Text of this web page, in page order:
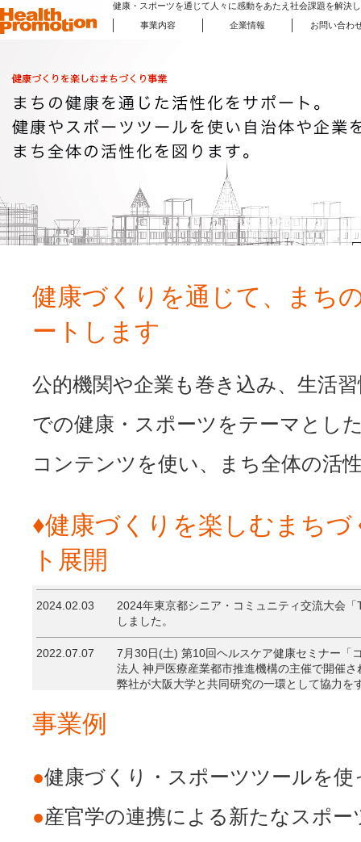
健康・スポーツを通じて人々に感動をあたえ社会課題を解決
事業内容
健康増進事業
健康増進機器 レンタル事業
ヘルスケア研究サポート事業
健康・スポーツフェア事業
健康増進機器 販売事業
健康を楽しむまちづくり事業
企業情報
企業情報
お問い合わ
健康づくりを通じて、まち
ートします
公的機関や企業も巻き込み、生活
での健康・スポーツをテーマとし
コンテンツを使い、まち全体の活
♦健康づくりを楽しむまち
ト展開
2024.02.03
2024年東京都シニア・コミュニティ交流大会
しました。
2022.07.07
7月30日(土) 第10回ヘルスケア健康セミナー「
法人 神戸医療産業都市推進機構の主催で開催さ
弊社が大阪大学と共同研究の一環として協力を
2017.07.20
事業例
●健康づくり・スポーツツールを使
●産官学の連携による新たなスポ